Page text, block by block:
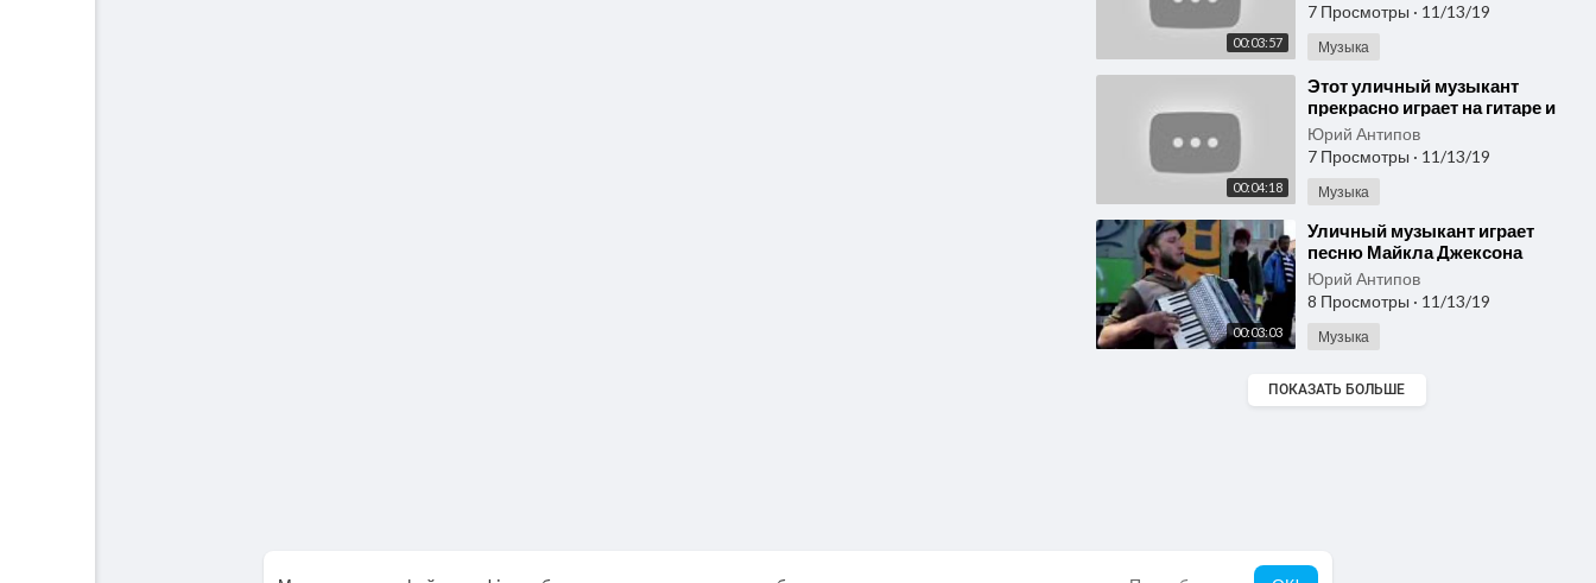
00:03:57
7 Просмотры · 11/13/19
Музыка
00:04:18
⁣Этот уличный музыкант
прекрасно играет на гитаре и
просто красиво поет
Юрий Антипов
7 Просмотры · 11/13/19
Музыка
00:03:03
⁣Уличный музыкант играет
песню Майкла Джексона
Юрий Антипов
8 Просмотры · 11/13/19
Музыка
ПОКАЗАТЬ БОЛЬШЕ